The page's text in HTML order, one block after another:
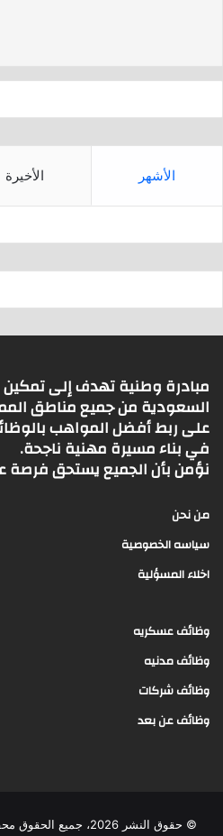
p
الأشهر الأخيرة
مبادرة وطنية تهدف إلى تمكين
السعودية من جميع مناطق
على ربط أفضل المواهب
في بناء مسيرة مهنية ناجحة.
نؤمن بأن الجميع يستحق فرصة
من نحن
سياسه الخصوصية
اخلاء المسؤلية
وظائف عسكريه
وظائف مدنيه
وظائف شركات
وظائف عن بعد
© حقوق النشر 2026، جميع الحقوق محفوظة |